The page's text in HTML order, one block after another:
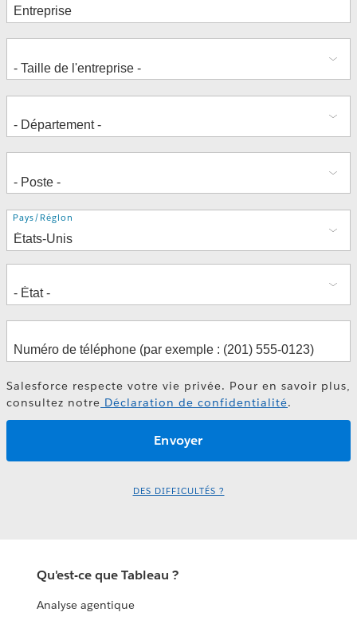
Adresse
Pays/Région
Salesforce respecte votre vie privée. Pour en savoir plus,
consultez notre Déclaration de confidentialité.
DES DIFFICULTÉS ?
Qu'est-ce que Tableau ?
Analyse agentique